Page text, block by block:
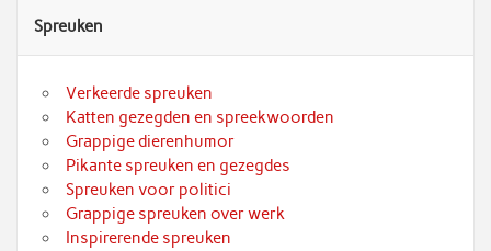
Spreuken
Verkeerde spreuken
Katten gezegden en spreekwoorden
Grappige dierenhumor
Pikante spreuken en gezegdes
Spreuken voor politici
Grappige spreuken over werk
Inspirerende spreuken